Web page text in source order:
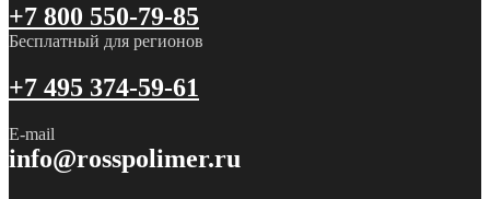
+7 800 550-79-85
Бесплатный для регионов
+7 495 374-59-61
E-mail
info@rosspolimer.ru